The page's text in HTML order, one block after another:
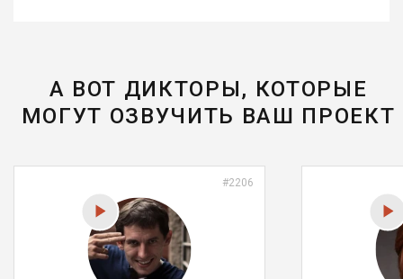
А ВОТ ДИКТОРЫ, КОТОРЫЕ
МОГУТ ОЗВУЧИТЬ ВАШ ПРОЕКТ
#2206